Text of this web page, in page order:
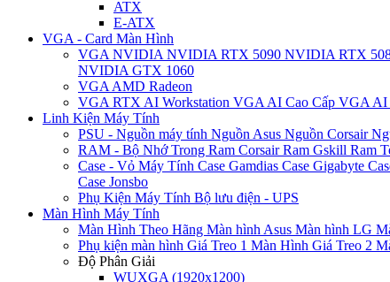
ATX
E-ATX
VGA - Card Màn Hình
VGA NVIDIA NVIDIA RTX 5090 NVIDIA RTX
NVIDIA GTX 1060
VGA AMD Radeon
VGA RTX AI Workstation VGA AI Cao Cấp VGA AI
Linh Kiện Máy Tính
PSU - Nguồn máy tính Nguồn Asus Nguồn Corsair
RAM - Bộ Nhớ Trong Ram CorsairRam Gskill Ram
Case - Vỏ Máy Tính Case Gamdias Case Gigabyte
Case Jonsbo
Phụ Kiện Máy Tính Bộ lưu điện - UPS
Màn Hình Máy Tính
Màn Hình Theo Hãng Màn hình Asus Màn hình LG
Phụ kiện màn hình Giá Treo 1 Màn Hình Giá Treo 2
Độ Phân Giải
WUXGA (1920x1200)